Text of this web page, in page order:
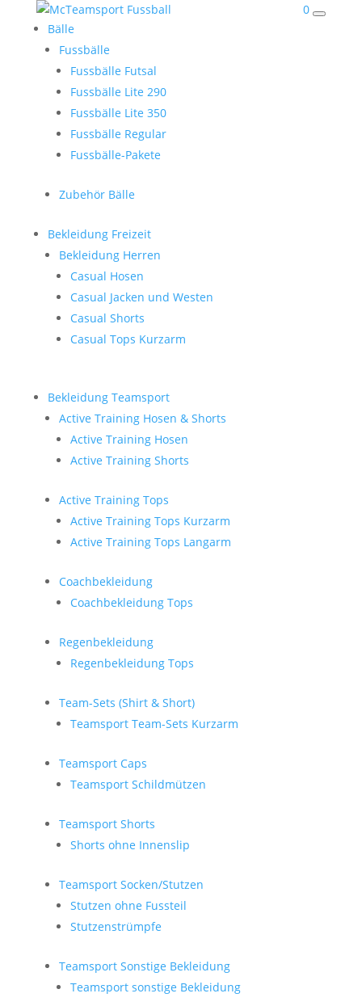
0
Bälle
Fussbälle
Fussbälle Futsal
Fussbälle Lite 290
Fussbälle Lite 350
Fussbälle Regular
Fussbälle-Pakete
Zubehör Bälle
Bekleidung Freizeit
Bekleidung Herren
Casual Hosen
Casual Jacken und Westen
Casual Shorts
Casual Tops Kurzarm
Bekleidung Teamsport
Active Training Hosen & Shorts
Active Training Hosen
Active Training Shorts
Active Training Tops
Active Training Tops Kurzarm
Active Training Tops Langarm
Coachbekleidung
Coachbekleidung Tops
Regenbekleidung
Regenbekleidung Tops
Team-Sets (Shirt & Short)
Teamsport Team-Sets Kurzarm
Teamsport Caps
Teamsport Schildmützen
Teamsport Shorts
Shorts ohne Innenslip
Teamsport Socken/Stutzen
Stutzen ohne Fussteil
Stutzenstrümpfe
Teamsport Sonstige Bekleidung
Teamsport sonstige Bekleidung